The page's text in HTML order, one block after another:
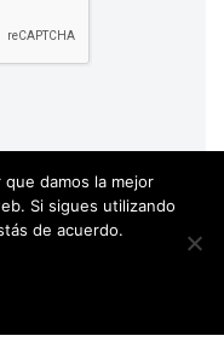
damos la mejor
Si sigues utilizando
de acuerdo.